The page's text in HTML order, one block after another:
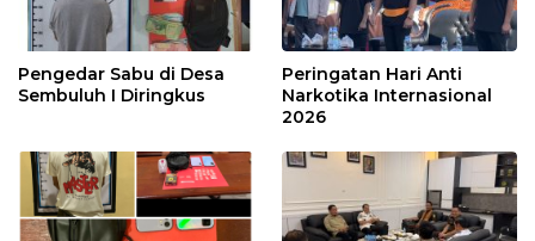
Pengedar Sabu di Desa
Sembuluh I Diringkus
Peringatan Hari Anti
Narkotika Internasional
2026